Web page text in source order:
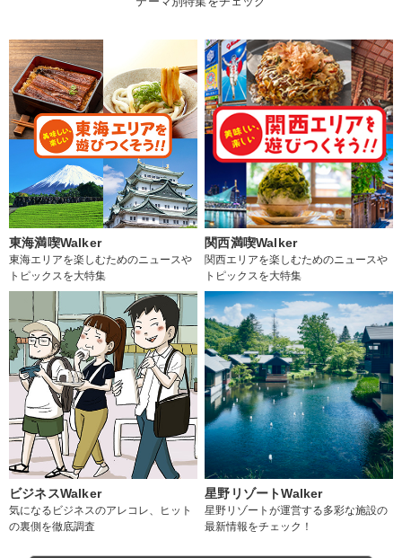
東海満喫Walker
東海エリアを楽しむためのニュースや
トピックスを大特集
関西満喫Walker
関西エリアを楽しむためのニュースや
トピックスを大特集
ビジネスWalker
気になるビジネスのアレコレ、ヒット
の裏側を徹底調査
星野リゾートWalker
星野リゾートが運営する多彩な施設の
最新情報をチェック！